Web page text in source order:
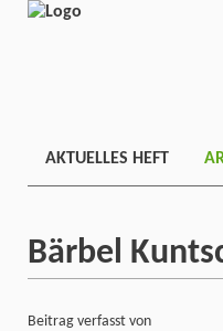
AKTUELLES HEFT
Bärbel
Beitrag verfasst von